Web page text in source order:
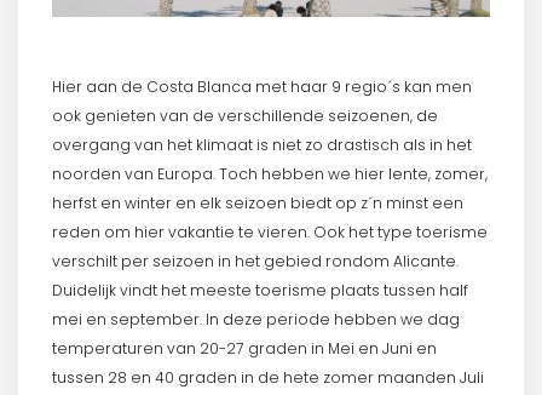
Hier aan de Costa Blanca met haar 9 regio´s kan men
ook genieten van de verschillende seizoenen, de
overgang van het klimaat is niet zo drastisch als in het
noorden van Europa. Toch hebben we hier lente, zomer,
herfst en winter en elk seizoen biedt op z´n minst een
reden om hier vakantie te vieren. Ook het type toerisme
verschilt per seizoen in het gebied rondom Alicante.
Duidelijk vindt het meeste toerisme plaats tussen half
mei en september. In deze periode hebben we dag
temperaturen van 20-27 graden in Mei en Juni en
tussen 28 en 40 graden in de hete zomer maanden Juli